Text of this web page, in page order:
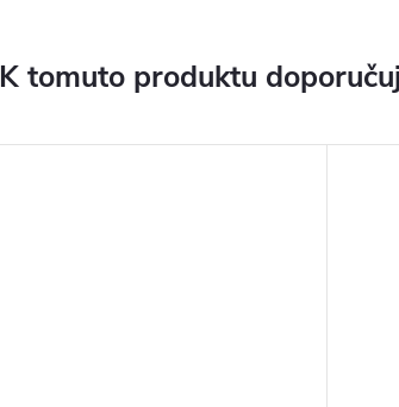
K tomuto produktu